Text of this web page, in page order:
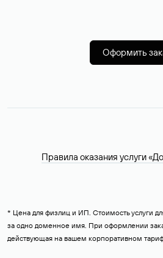
Оформить
Правила оказания услуги
* Цена для физлиц и ИП. Стоимость услуги
за одно доменное имя. При оформлении
действующая на вашем корпоративном